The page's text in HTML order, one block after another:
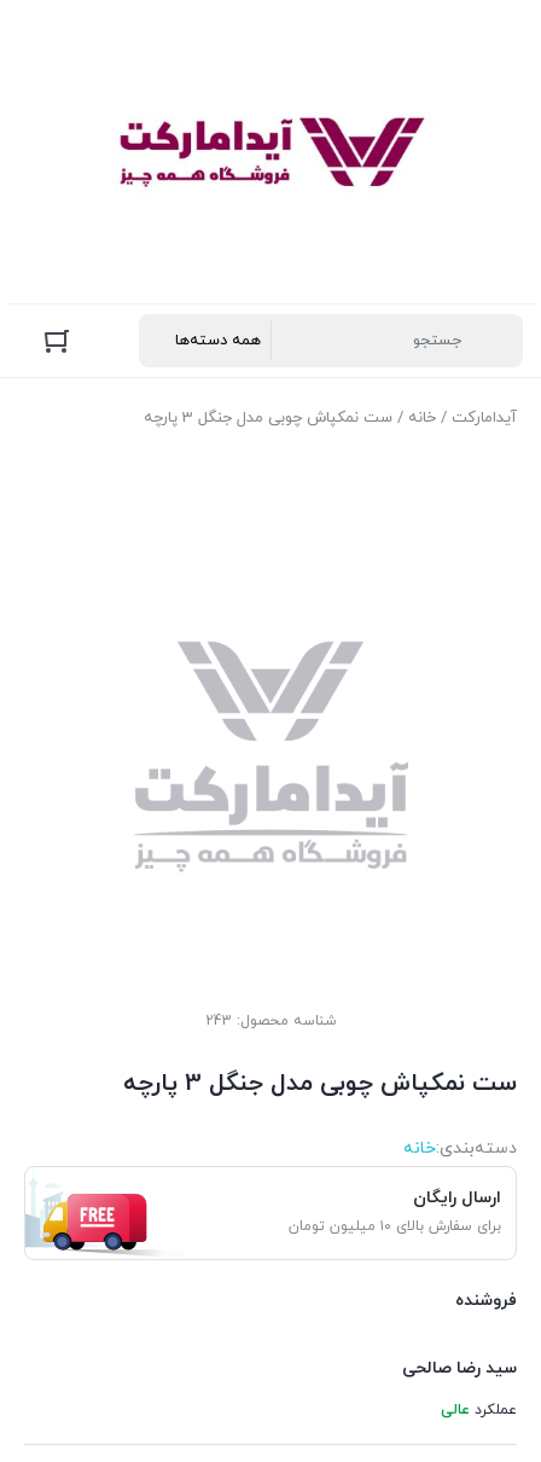
آیدامارکت / خانه / ست نمکپاش چوبی مدل جنگل 3 پارچه
شناسه محصول: 243
ست نمکپاش چوبی مدل جنگل 3 پارچه
دسته‌بندی‌:خانه
ارسال رایگان
برای سفارش بالای ۱۰ میلیون تومان
فروشنده
سید رضا صالحی
عملکرد عالی